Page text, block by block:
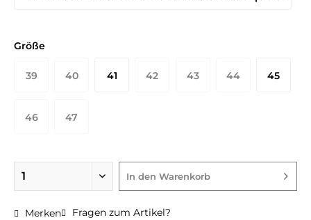
Größe
39 40 41 42 43 44 45
46 47
In den Warenkorb
Merken Fragen zum Artikel?